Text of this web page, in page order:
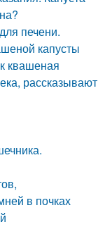
печени.
капусты
квашеная
рассказывают
в почках